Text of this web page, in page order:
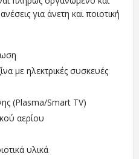
για άνετη και ποιοτική
με ηλεκτρικές συσκευές
(Plasma/Smart TV)
αερίου
υλικά